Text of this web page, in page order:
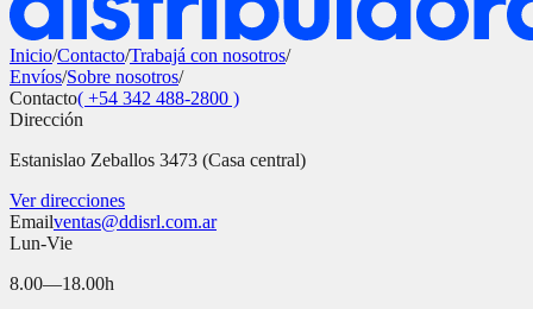
Inicio/Contacto/Trabajá con nosotros/
Envíos/Sobre nosotros/
Contacto( +54 342 488-2800 )
Dirección
Estanislao Zeballos 3473 (Casa central)
Ver direcciones
Emailventas@ddisrl.com.ar
Lun-Vie
8.00—18.00h